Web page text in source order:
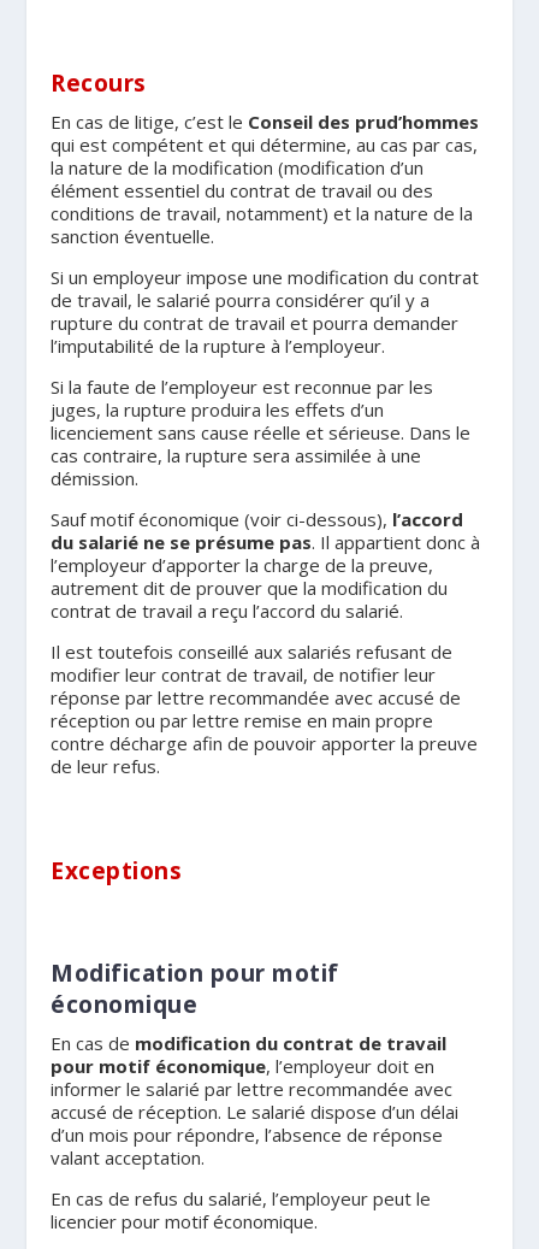
Recours
En cas de litige, c’est le Conseil des prud’hommes
qui est compétent et qui détermine, au cas par cas,
la nature de la modification (modification d’un
élément essentiel du contrat de travail ou des
conditions de travail, notamment) et la nature de la
sanction éventuelle.
Si un employeur impose une modification du contrat
de travail, le salarié pourra considérer qu’il y a
rupture du contrat de travail et pourra demander
l’imputabilité de la rupture à l’employeur.
Si la faute de l’employeur est reconnue par les
juges, la rupture produira les effets d’un
licenciement sans cause réelle et sérieuse. Dans le
cas contraire, la rupture sera assimilée à une
démission.
Sauf motif économique (voir ci-dessous), l’accord
du salarié ne se présume pas. Il appartient donc à
l’employeur d’apporter la charge de la preuve,
autrement dit de prouver que la modification du
contrat de travail a reçu l’accord du salarié.
Il est toutefois conseillé aux salariés refusant de
modifier leur contrat de travail, de notifier leur
réponse par lettre recommandée avec accusé de
réception ou par lettre remise en main propre
contre décharge afin de pouvoir apporter la preuve
de leur refus.
Exceptions
Modification pour motif
économique
En cas de modification du contrat de travail
pour motif économique, l’employeur doit en
informer le salarié par lettre recommandée avec
accusé de réception. Le salarié dispose d’un délai
d’un mois pour répondre, l’absence de réponse
valant acceptation.
En cas de refus du salarié, l’employeur peut le
licencier pour motif économique.